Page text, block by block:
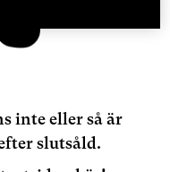
inte eller så är
slutsåld.